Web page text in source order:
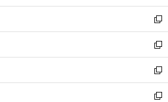
開
く
ウ
で
開
く
ン
ド
ウ
で
開
く
新
し
い
ウ
ィ
ン
ド
新
し
い
ウ
ィ
新
し
い
新